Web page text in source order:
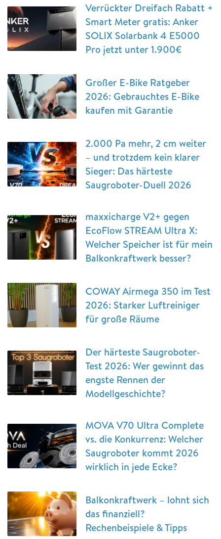
Verrückter Dreifach Rabatt +
Smart Meter gratis: Anker
SOLIX Solarbank 4 E5000
Pro jetzt unter 1.900€
Großer E-Bike Ratgeber
2026: Gebrauchtes E-Bike
kaufen mit Garantie
2.000 Pa mehr, 2 cm weiter
– und trotzdem kein klarer
Sieger: Das härteste
Saugroboter-Duell 2026
maxxicharge V2+ gegen
EcoFlow STREAM Ultra X:
Welcher Speicher ist für mein
Balkonkraftwerk besser?
COWAY Airmega 350 im Test
2026: Starker Luftreiniger
für große Räume
Der härteste Saugroboter-
Test 2026: Wer gewinnt das
engste Rennen der
Modellgeschichte?
MOVA V70 Ultra Complete
vs. die Konkurrenz: Welcher
Saugroboter kommt 2026
wirklich in jede Ecke?
Balkonkraftwerk – lohnt sich
das finanziell?
Rechenbeispiele & Tipps